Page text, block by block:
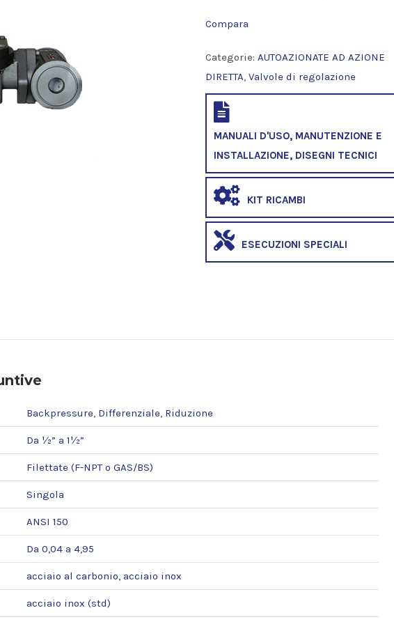
Compara
Categorie: AUTOAZIONATE AD AZIONE
DIRETTA, Valvole di regolazione
MANUALI D'USO, MANUTENZIONE E
INSTALLAZIONE, DISEGNI TECNICI
KIT RICAMBI
ESECUZIONI SPECIALI
Backpressure, Differenziale, Riduzione
Da ½” a 1½”
Filettate (F-NPT o GAS/BS)
Singola
ANSI 150
Da 0,04 a 4,95
acciaio al carbonio, acciaio inox
acciaio inox (std)